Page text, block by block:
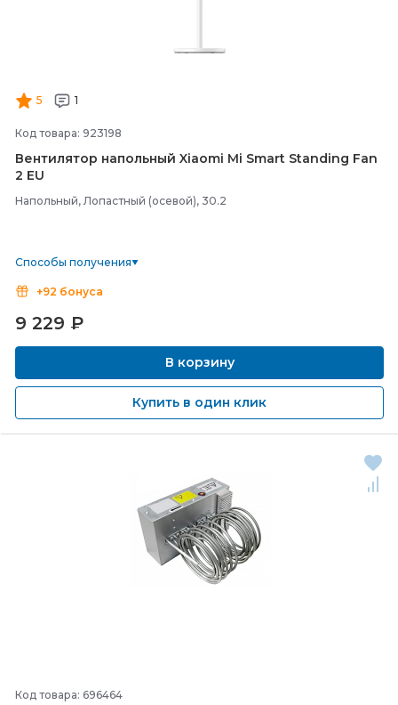
5 1
Код товара: 923198
Вентилятор напольный Xiaomi Mi Smart Standing Fan
2 EU
Напольный, Лопастный (осевой), 30.2
Способы получения
+92 бонуса
9 229 ₽
В корзину
Купить в один клик
Код товара: 696464